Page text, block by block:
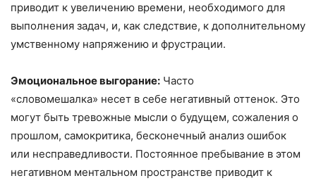
приводит к увеличению времени, необходимого для
выполнения задач, и, как следствие, к дополнительному
умственному напряжению и фрустрации.
Эмоциональное выгорание: Часто
«словомешалка» несет в себе негативный оттенок. Это
могут быть тревожные мысли о будущем, сожаления о
прошлом, самокритика, бесконечный анализ ошибок
или несправедливости. Постоянное пребывание в этом
негативном ментальном пространстве приводит к